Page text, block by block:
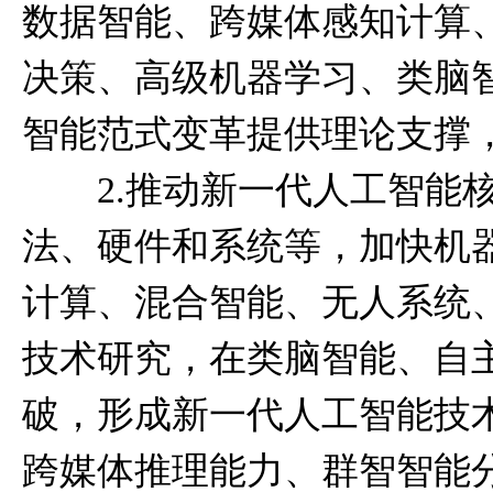
数据智能、跨媒体感知计算
决策、高级机器学习、类脑
智能范式变革提供理论支撑
2.推动新一代人工智能核
法、硬件和系统等，加快机
计算、混合智能、无人系统
技术研究，在类脑智能、自
破，形成新一代人工智能技
跨媒体推理能力、群智智能